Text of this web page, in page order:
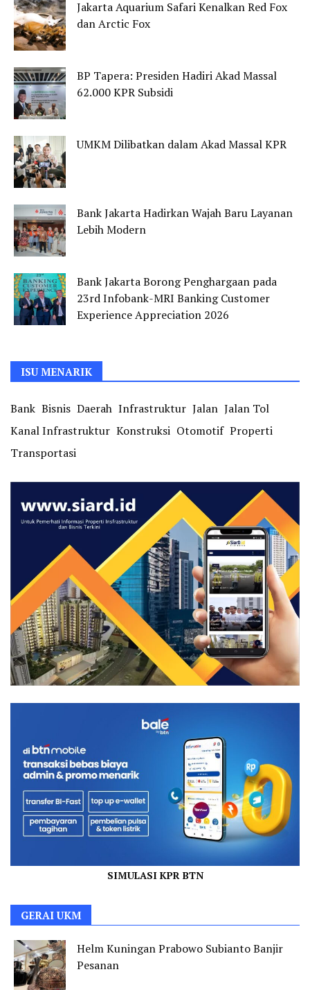
Jakarta Aquarium Safari Kenalkan Red Fox
dan Arctic Fox
BP Tapera: Presiden Hadiri Akad Massal
62.000 KPR Subsidi
UMKM Dilibatkan dalam Akad Massal KPR
Bank Jakarta Hadirkan Wajah Baru Layanan
Lebih Modern
Bank Jakarta Borong Penghargaan pada
23rd Infobank-MRI Banking Customer
Experience Appreciation 2026
ISU MENARIK
Bank Bisnis Daerah Infrastruktur Jalan Jalan Tol
Kanal Infrastruktur Konstruksi Otomotif Properti
Transportasi
SIMULASI KPR BTN
GERAI UKM
Helm Kuningan Prabowo Subianto Banjir
Pesanan